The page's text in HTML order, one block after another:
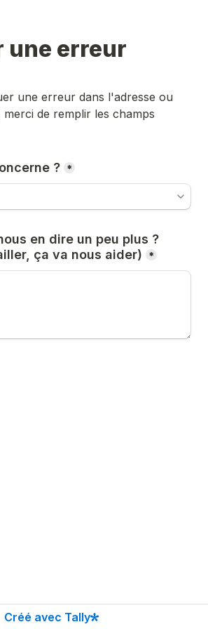
une erreur
une erreur dans l'adresse ou
de remplir les champs
? *
en dire un peu plus ?
ça va nous aider)
*
Créé avec Tally